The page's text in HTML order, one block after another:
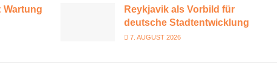
Wartung
Reykjavik als Vorbild für
deutsche Stadtentwicklung
7. AUGUST 2026